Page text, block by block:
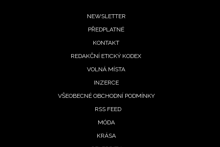
NEWSLETTER
PŘEDPLATNÉ
KONTAKT
REDAKČNÍ ETICKÝ KODEX
VOLNÁ MÍSTA
INZERCE
VŠEOBECNÉ OBCHODNÍ PODMÍNKY
RSS FEED
MÓDA
KRÁSA